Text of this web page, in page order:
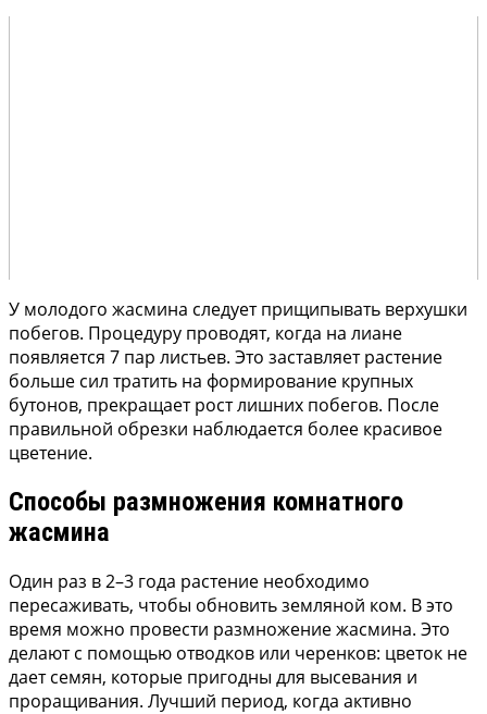
У молодого жасмина следует прищипывать верхушки
побегов. Процедуру проводят, когда на лиане
появляется 7 пар листьев. Это заставляет растение
больше сил тратить на формирование крупных
бутонов, прекращает рост лишних побегов. После
правильной обрезки наблюдается более красивое
цветение.
Способы размножения комнатного
жасмина
Один раз в 2–3 года растение необходимо
пересаживать, чтобы обновить земляной ком. В это
время можно провести размножение жасмина. Это
делают с помощью отводков или черенков: цветок не
дает семян, которые пригодны для высевания и
проращивания. Лучший период, когда активно